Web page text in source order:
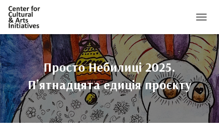
Просто Небилиці 2025.
Пʼятнадцята едиція проєкту